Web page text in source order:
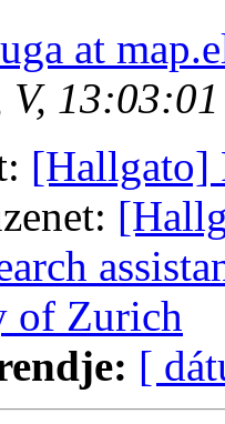
at
V,
[Hallgato]
of Zurich
[